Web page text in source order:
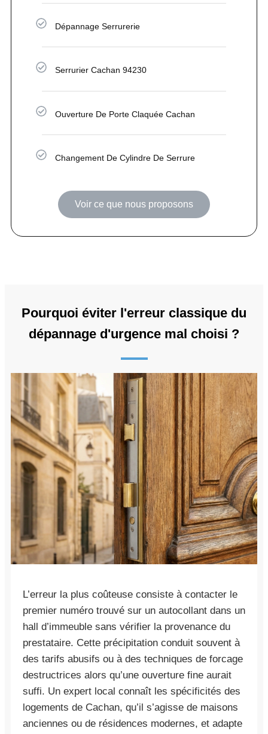
Dépannage Serrurerie
Serrurier Cachan 94230
Ouverture De Porte Claquée Cachan
Changement De Cylindre De Serrure
Voir ce que nous proposons
Pourquoi éviter l'erreur classique du
dépannage d'urgence mal choisi ?
L’erreur la plus coûteuse consiste à contacter le
premier numéro trouvé sur un autocollant dans un
hall d’immeuble sans vérifier la provenance du
prestataire. Cette précipitation conduit souvent à
des tarifs abusifs ou à des techniques de forcage
destructrices alors qu’une ouverture fine aurait
suffi. Un expert local connaît les spécificités des
logements de Cachan, qu’il s’agisse de maisons
anciennes ou de résidences modernes, et adapte